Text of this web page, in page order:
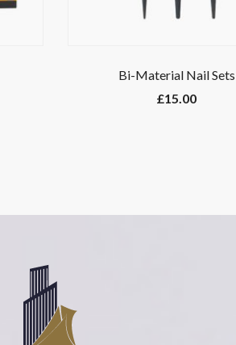
Bi-Material Nail Sets
£15.00